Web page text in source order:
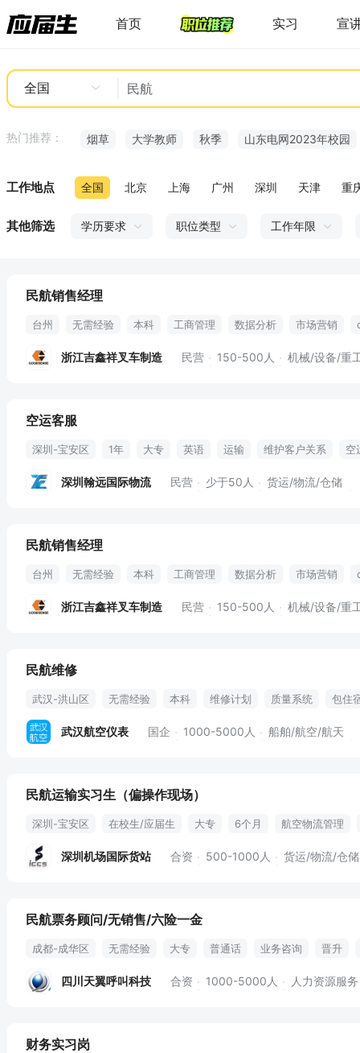
首页 实习 宣
全国
热门推荐： 烟草 大学教师 秋季 山东电网2023年校园
工作地点 全国 北京 上海 广州 深圳 天津 重
其他筛选 学历要求 职位类型 工作年限
民航销售经理
台州 无需经验 本科 工商管理 数据分析 市场营销
浙江吉鑫祥叉车制造 民营 150-500人 机械/设备/重
空运客服
深圳-宝安区 1年 大专 英语 运输 维护客户关系
空
在线客服
深圳翰远国际物流 民营 少于50人 货运/物流/仓储
民航销售经理
台州 无需经验 本科 工商管理 数据分析 市场营销
浙江吉鑫祥叉车制造 民营 150-500人 机械/设备/重
民航维修
武汉-洪山区 无需经验 本科 维修计划 质量系统 包住
武汉航空仪表 国企 1000-5000人 船舶/航空/航天
民航运输实习生（偏操作现场）
深圳-宝安区 在校生/应届生 大专 6个月
航空物流管理
微软办公软件
深圳机场国际货站 合资 500-1000人 货运/物流/仓储
民航票务顾问/无销售/六险一金
成都-成华区 无需经验 大专 普通话 业务咨询
晋升
会员咨询
公积金
四川天翼呼叫科技 合资 1000-5000人 人力资源服务
财务实习岗